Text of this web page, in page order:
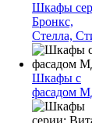
Шкафы
Бронкс,
Стелла,
Шкафы с
фасадом